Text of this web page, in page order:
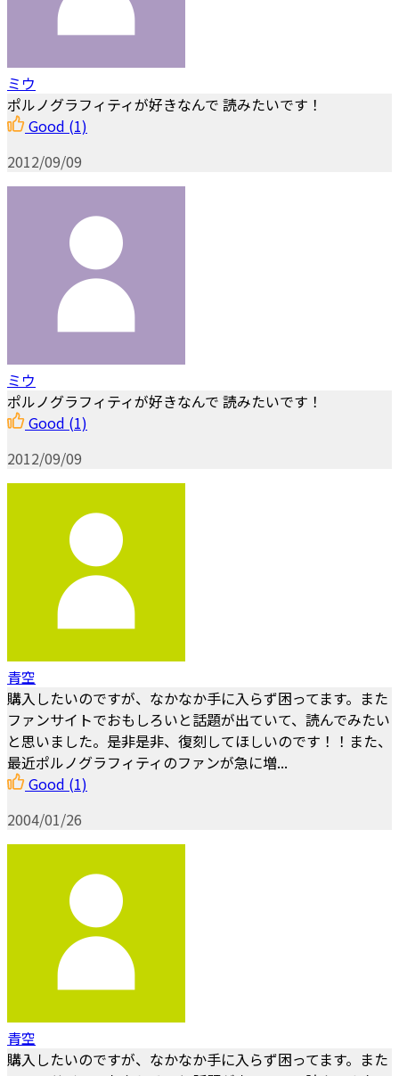
ミウ
ポルノグラフィティが好きなんで 読みたいです！
Good (1)
2012/09/09
ミウ
ポルノグラフィティが好きなんで 読みたいです！
Good (1)
2012/09/09
青空
購入したいのですが、なかなか手に入らず困ってます。また
ファンサイトでおもしろいと話題が出ていて、読んでみたい
と思いました。是非是非、復刻してほしいのです！！また、
最近ポルノグラフィティのファンが急に増...
Good (1)
2004/01/26
青空
購入したいのですが、なかなか手に入らず困ってます。また